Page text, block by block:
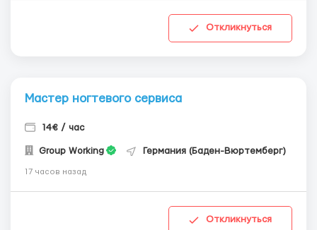
Откликнуться
Мастер ногтевого сервиса
14€ / час
Group Working Германия (Баден-Вюртемберг)
17 часов назад
Откликнуться